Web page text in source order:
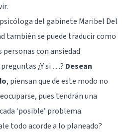
del gabinete Maribel Del
también se puede traducir como
personas con ansiedad
¿Y si …? Desean
, piensan que de este modo no
pues tendrán una
‘posible’ problema.
todo acorde a lo planeado?